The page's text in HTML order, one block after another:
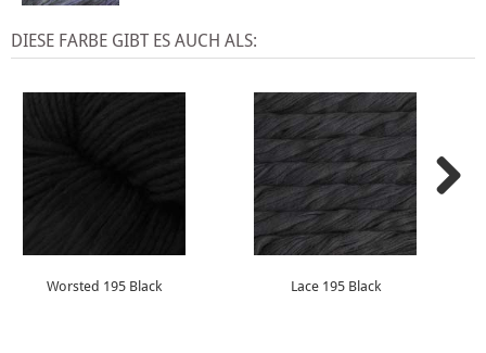
DIESE FARBE GIBT ES AUCH ALS:
Worsted 195 Black Lace 195 Black